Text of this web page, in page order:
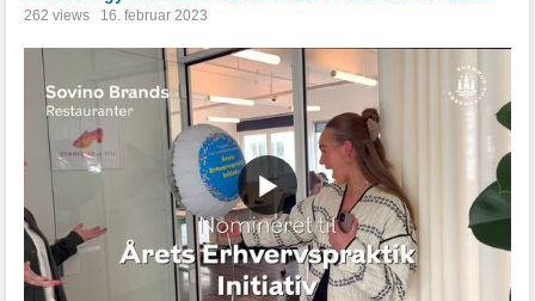
262 views 16. februar 2023